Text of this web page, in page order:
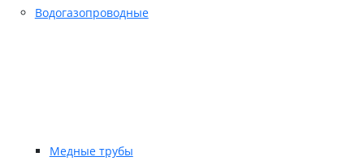
Водогазопроводные
Медные трубы